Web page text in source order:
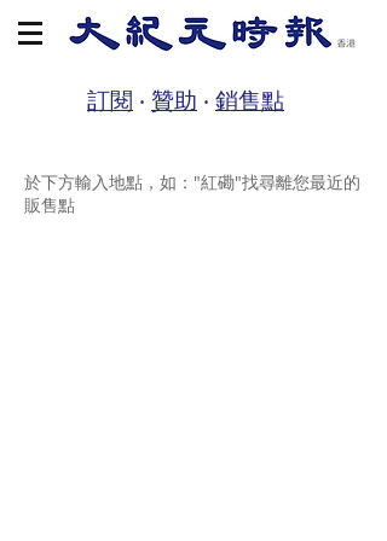
訂閱 ‧ 贊助 ‧ 銷售點
於下方輸入地點，如："紅磡"找尋離您最近的
販售點